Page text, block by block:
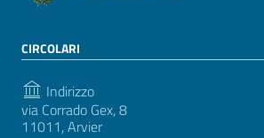
CIRCOLARI
Indirizzo
via Corrado Gex, 8
11011, Arvier